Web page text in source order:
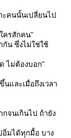
ะคนนั้นเปลี่ยนไป
ครสักคน"
กัน ซึ่งไม่ใช่ใช้
ไม่ต้องบอก"
และเมื่อถึงเวลา
จนเกินไป ถ้ายัง
อิ่มได้ทุกมื้อ บาง